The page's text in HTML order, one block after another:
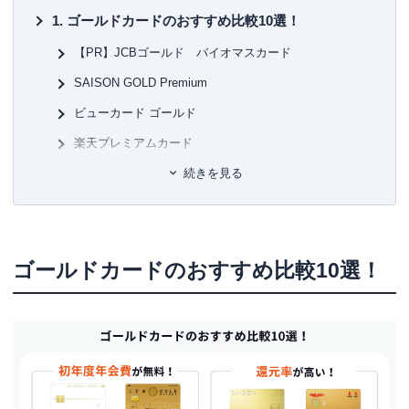
▼書籍
7日でマスターNISA&iDeCoがおもしろいくらいわかる本
株で勝ち続けるための 上がる銘柄選び黄金ルール87
ゴールドカードのおすすめ比較10選！
【PR】JCBゴールド バイオマスカード
SAISON GOLD Premium
ビューカード ゴールド
楽天プレミアムカード
ダイナースクラブカード
セゾンローズゴールド・アメリカン・エキスプレス®・
JCB GOLD EXTAGE
セゾンゴールド・アメリカン・エキスプレス®・カード
ゴールドカードの選び方4つのポイント
年会費を払う価値があるカード内容かを考えてみる
続きを見る
ゴールドカードのおすすめ比較10選！